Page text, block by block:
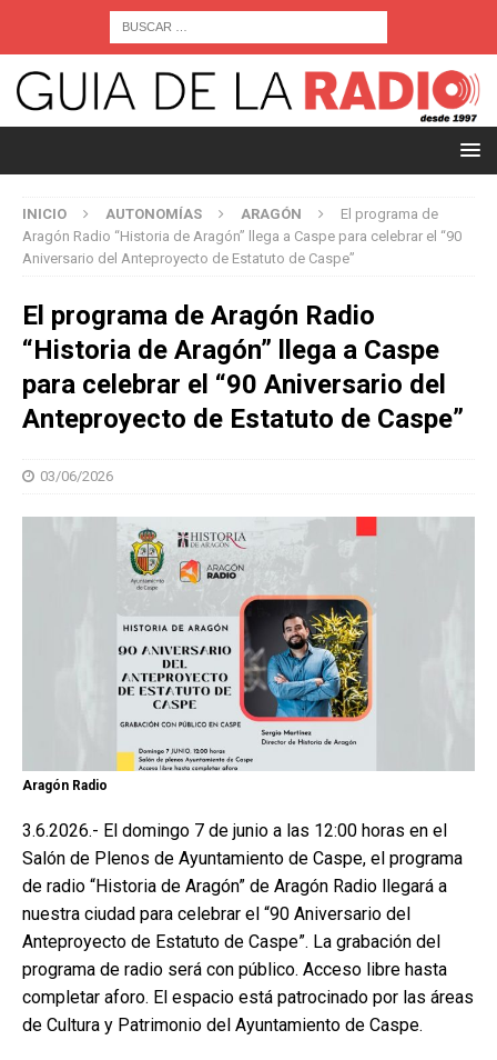
INICIO AUTONOMÍAS ARAGÓN
El programa de
Aragón Radio “Historia de Aragón” llega a Caspe para celebrar el “90
Aniversario del Anteproyecto de Estatuto de Caspe”
El programa de Aragón Radio
“Historia de Aragón” llega a Caspe
para celebrar el “90 Aniversario del
Anteproyecto de Estatuto de Caspe”
03/06/2026
Aragón Radio
3.6.2026.- El domingo 7 de junio a las 12:00 horas en el
Salón de Plenos de Ayuntamiento de Caspe, el programa
de radio “Historia de Aragón” de Aragón Radio llegará a
nuestra ciudad para celebrar el “90 Aniversario del
Anteproyecto de Estatuto de Caspe”. La grabación del
programa de radio será con público. Acceso libre hasta
completar aforo. El espacio está patrocinado por las áreas
de Cultura y Patrimonio del Ayuntamiento de Caspe.